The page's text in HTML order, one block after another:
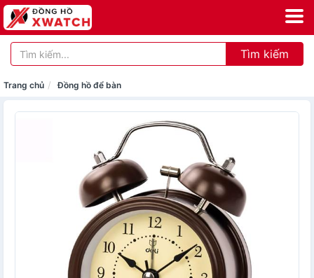
Tìm kiếm
Trang chủ Đồng hồ để bàn